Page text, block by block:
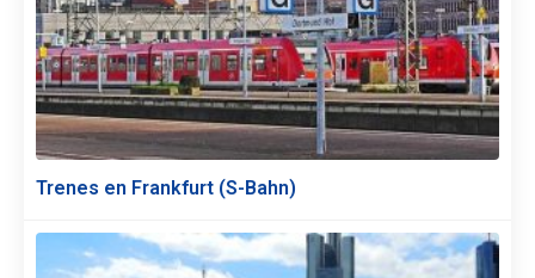
Trenes en Frankfurt (S-Bahn)